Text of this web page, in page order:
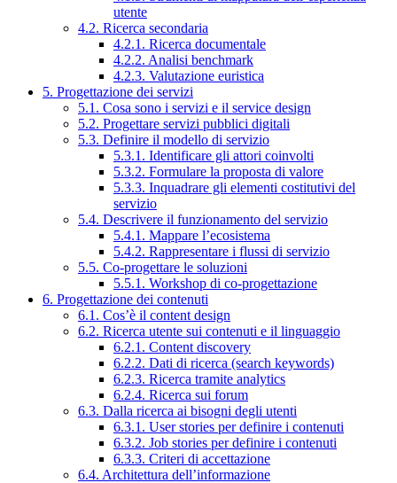
utente
4.2. Ricerca secondaria
4.2.1. Ricerca documentale
4.2.2. Analisi benchmark
4.2.3. Valutazione euristica
5. Progettazione dei servizi
5.1. Cosa sono i servizi e il service design
5.2. Progettare servizi pubblici digitali
5.3. Definire il modello di servizio
5.3.1. Identificare gli attori coinvolti
5.3.2. Formulare la proposta di valore
5.3.3. Inquadrare gli elementi costitutivi del
servizio
5.4. Descrivere il funzionamento del servizio
5.4.1. Mappare l’ecosistema
5.4.2. Rappresentare i flussi di servizio
5.5. Co-progettare le soluzioni
5.5.1. Workshop di co-progettazione
6. Progettazione dei contenuti
6.1. Cos’è il content design
6.2. Ricerca utente sui contenuti e il linguaggio
6.2.1. Content discovery
6.2.2. Dati di ricerca (search keywords)
6.2.3. Ricerca tramite analytics
6.2.4. Ricerca sui forum
6.3. Dalla ricerca ai bisogni degli utenti
6.3.1. User stories per definire i contenuti
6.3.2. Job stories per definire i contenuti
6.3.3. Criteri di accettazione
6.4. Architettura dell’informazione